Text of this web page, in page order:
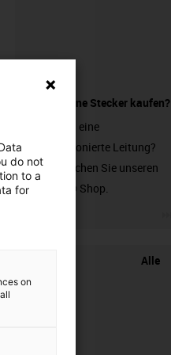
Leitung ohne Stecker kaufen?
Sie suchen eine
unkonfektionierte Leitung?
Dann besuchen Sie unseren
chainflex® Shop.
Alle
do not
to a
for
on